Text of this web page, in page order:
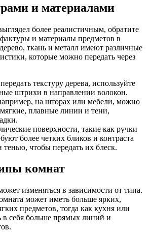
и материалами
более реалистичным, обратите
и материалы предметов в
ткань и металл имеют различные
которые можно передать через
текстуру дерева, используйте
штрихи в направлении волокон.
на шторах или мебели, можно
мягкие, плавные линии и тени,
поверхности, такие как ручки
более четких бликов и контраста
чтобы передать их блеск.
комнат
изменяться в зависимости от типа.
может иметь больше ярких,
предметов, тогда как кухня или
в себя больше прямых линий и